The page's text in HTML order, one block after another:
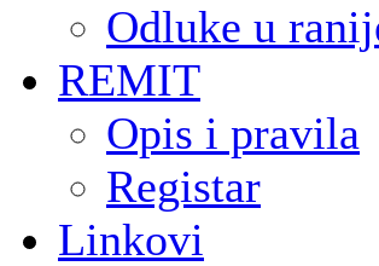
Odluke u
REMIT
Opis i pravila
Registar
Linkovi